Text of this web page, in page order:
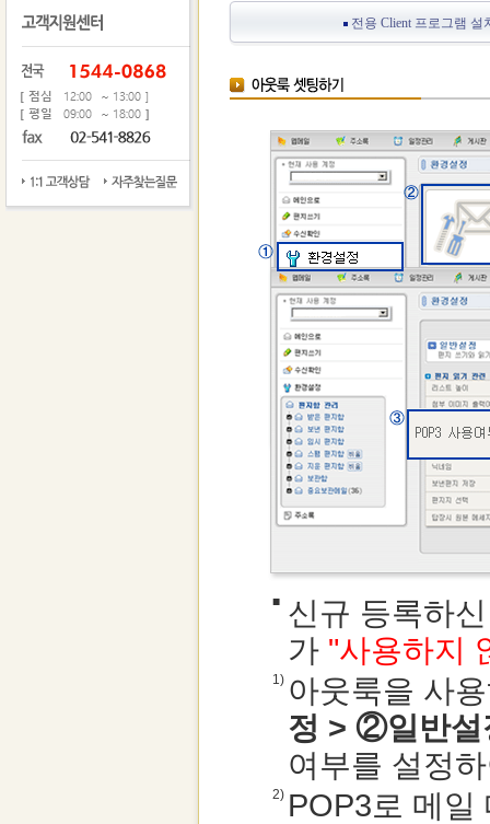
전용 Client 프로그램 설
■
신규 등록하
가 "사용하지
1) 아웃룩을 사
정 > ②일반
여부를 설정
2) POP3로 메일